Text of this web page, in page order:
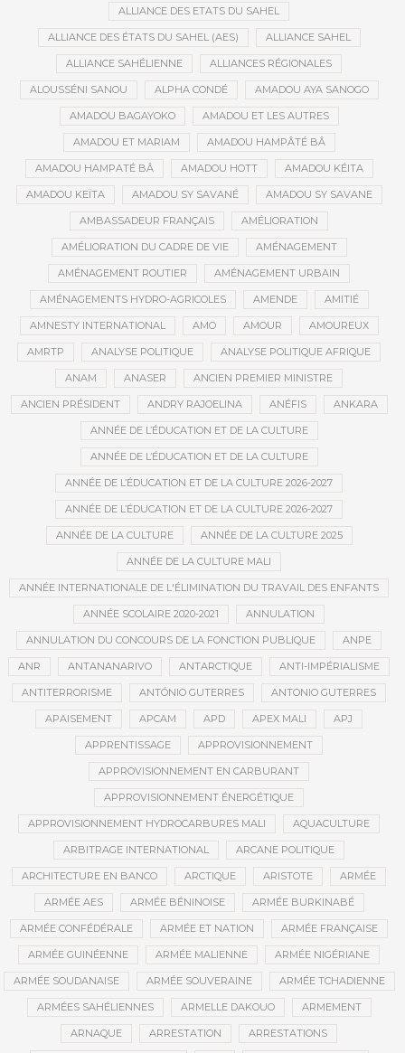
ALLIANCE DES ETATS DU SAHEL
ALLIANCE DES ÉTATS DU SAHEL (AES) ALLIANCE SAHEL
ALLIANCE SAHÉLIENNE ALLIANCES RÉGIONALES
ALOUSSÉNI SANOU ALPHA CONDÉ AMADOU AYA SANOGO
AMADOU BAGAYOKO AMADOU ET LES AUTRES
AMADOU ET MARIAM AMADOU HAMPÂTÉ BÂ
AMADOU HAMPATÉ BÂ AMADOU HOTT AMADOU KÉITA
AMADOU KEÏTA AMADOU SY SAVANÉ AMADOU SY SAVANE
AMBASSADEUR FRANÇAIS AMÉLIORATION
AMÉLIORATION DU CADRE DE VIE AMÉNAGEMENT
AMÉNAGEMENT ROUTIER AMÉNAGEMENT URBAIN
AMÉNAGEMENTS HYDRO-AGRICOLES AMENDE AMITIÉ
AMNESTY INTERNATIONAL AMO AMOUR AMOUREUX
AMRTP ANALYSE POLITIQUE ANALYSE POLITIQUE AFRIQUE
ANAM ANASER ANCIEN PREMIER MINISTRE
ANCIEN PRÉSIDENT ANDRY RAJOELINA ANÉFIS ANKARA
ANNÉE DE L’ÉDUCATION ET DE LA CULTURE
ANNÉE DE L’ÉDUCATION ET DE LA CULTURE
ANNÉE DE L’ÉDUCATION ET DE LA CULTURE 2026-2027
ANNÉE DE L’ÉDUCATION ET DE LA CULTURE 2026-2027
ANNÉE DE LA CULTURE ANNÉE DE LA CULTURE 2025
ANNÉE DE LA CULTURE MALI
ANNÉE INTERNATIONALE DE L'ÉLIMINATION DU TRAVAIL DES ENFANTS
ANNÉE SCOLAIRE 2020-2021 ANNULATION
ANNULATION DU CONCOURS DE LA FONCTION PUBLIQUE ANPE
ANR ANTANANARIVO ANTARCTIQUE ANTI-IMPÉRIALISME
ANTITERRORISME ANTÓNIO GUTERRES ANTONIO GUTERRES
APAISEMENT APCAM APD APEX MALI APJ
APPRENTISSAGE APPROVISIONNEMENT
APPROVISIONNEMENT EN CARBURANT
APPROVISIONNEMENT ÉNERGÉTIQUE
APPROVISIONNEMENT HYDROCARBURES MALI AQUACULTURE
ARBITRAGE INTERNATIONAL ARCANE POLITIQUE
ARCHITECTURE EN BANCO ARCTIQUE ARISTOTE ARMÉE
ARMÉE AES ARMÉE BÉNINOISE ARMÉE BURKINABÉ
ARMÉE CONFÉDÉRALE ARMÉE ET NATION ARMÉE FRANÇAISE
ARMÉE GUINÉENNE ARMÉE MALIENNE ARMÉE NIGÉRIANE
ARMÉE SOUDANAISE ARMÉE SOUVERAINE ARMÉE TCHADIENNE
ARMÉES SAHÉLIENNES ARMELLE DAKOUO ARMEMENT
ARNAQUE ARRESTATION ARRESTATIONS